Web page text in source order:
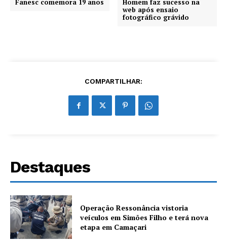
Fanesc comemora 19 anos
Homem faz sucesso na
web após ensaio
fotográfico grávido
COMPARTILHAR:
Destaques
Operação Ressonância vistoria
veículos em Simões Filho e terá nova
etapa em Camaçari